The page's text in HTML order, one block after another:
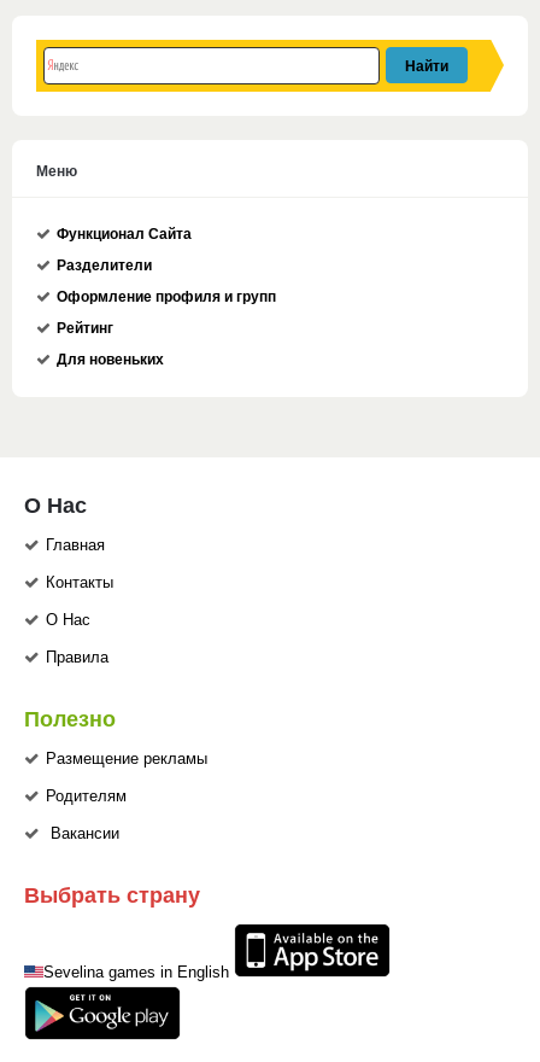
Меню
Функционал Сайта
Разделители
Оформление профиля и групп
Рейтинг
Для новеньких
О Нас
Главная
Контакты
О Нас
Правила
Полезно
Размещение рекламы
Родителям
Вакансии
Выбрать страну
Sevelina games in English